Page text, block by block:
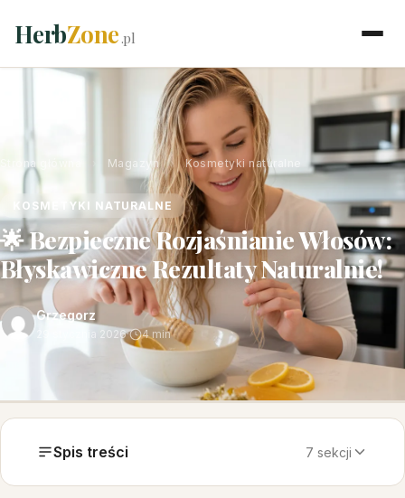
HerbZone.pl
Strona główna Magazyn › Kosmetyki naturalne
KOSMETYKI NATURALNE
🌟 Bezpieczne Rozjaśnianie Włosów:
Błyskawiczne Rezultaty Naturalnie!
Grzegorz
29 stycznia 2026· 4 min
Spis treści 7 sekcji